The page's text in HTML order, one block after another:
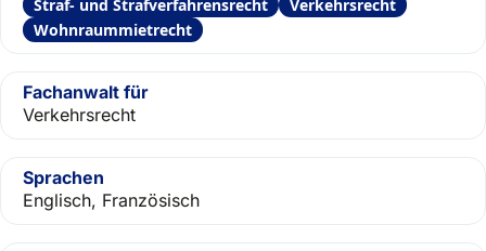
Straf- und Strafverfahrensrecht
Verkehrsrecht
Wohnraummietrecht
Fachanwalt für
Verkehrsrecht
Sprachen
Englisch, Französisch